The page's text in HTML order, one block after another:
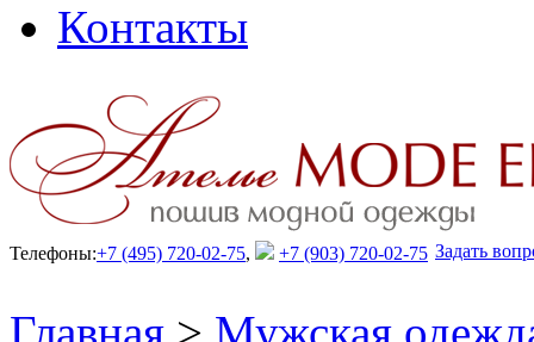
Контакты
Телефоны:+7 (495) 720-02-75, +7 (903) 720-02-75 Задать